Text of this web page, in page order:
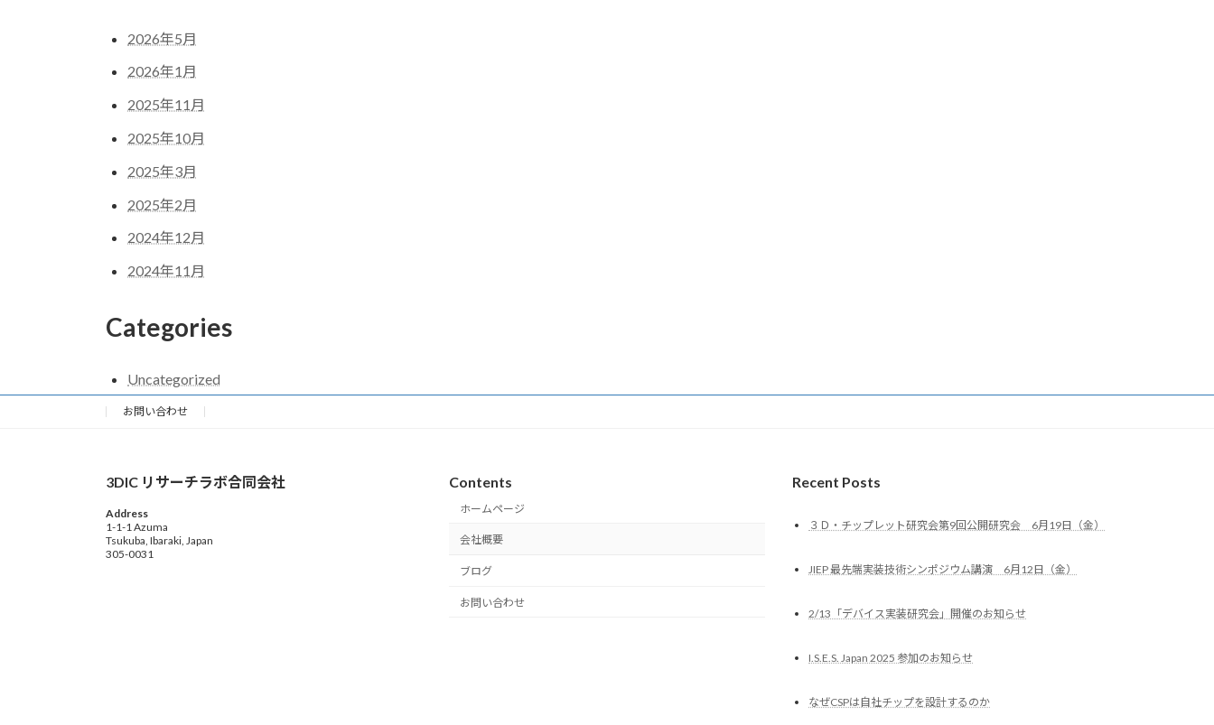
2026年5月
2026年1月
2025年11月
2025年10月
2025年3月
2025年2月
2024年12月
2024年11月
Categories
Uncategorized
お問い合わせ
3DIC リサーチラボ合同会社
Address
1-1-1 Azuma
Tsukuba, Ibaraki, Japan
305-0031
Contents
ホームページ
会社概要
ブログ
お問い合わせ
Recent Posts
３Ｄ・チップレット研究会第9回公開研究会 6月19日（金）
JIEP 最先端実装技術シンポジウム講演 6月12日（金）
2/13「デバイス実装研究会」開催のお知らせ
I.S.E.S. Japan 2025 参加のお知らせ
なぜCSPは自社チップを設計するのか